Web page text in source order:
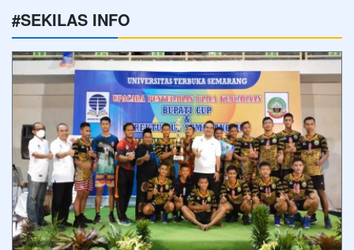
#SEKILAS INFO